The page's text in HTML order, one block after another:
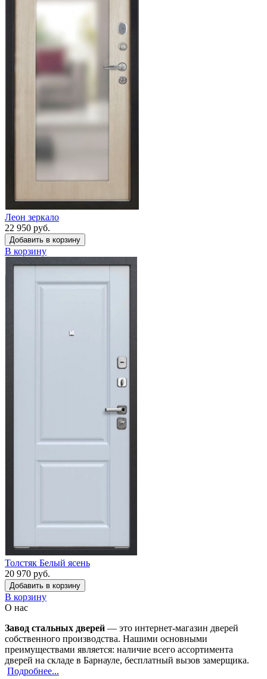
Леон зеркало
22 950 руб.
Добавить в корзину
В корзину
Толстяк Белый ясень
20 970 руб.
Добавить в корзину
В корзину
О нас
Завод стальных дверей — это интернет-магазин дверей
собственного производства. Нашими основными
преимуществами является: наличие всего ассортимента
дверей на складе в Барнауле, бесплатный вызов замерщика.
Подробнее...